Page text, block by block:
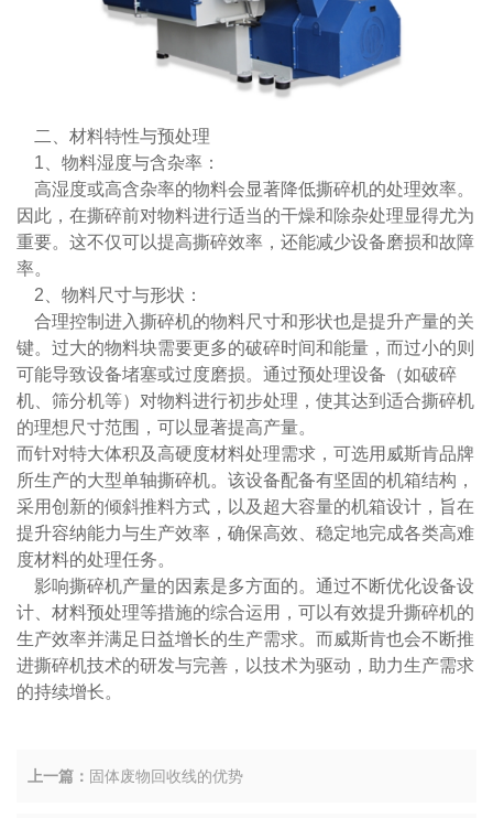
二、材料特性与预处理
1、物料湿度与含杂率：
高湿度或高含杂率的物料会显著降低撕碎机的处理效率。
因此，在撕碎前对物料进行适当的干燥和除杂处理显得尤为
重要。这不仅可以提高撕碎效率，还能减少设备磨损和故障
率。
2、物料尺寸与形状：
合理控制进入撕碎机的物料尺寸和形状也是提升产量的关
键。过大的物料块需要更多的破碎时间和能量，而过小的则
可能导致设备堵塞或过度磨损。通过预处理设备（如破碎
机、筛分机等）对物料进行初步处理，使其达到适合撕碎机
的理想尺寸范围，可以显著提高产量。
而针对特大体积及高硬度材料处理需求，可选用威斯肯品牌
所生产的大型单轴撕碎机。该设备配备有坚固的机箱结构，
采用创新的倾斜推料方式，以及超大容量的机箱设计，旨在
提升容纳能力与生产效率，确保高效、稳定地完成各类高难
度材料的处理任务。
影响撕碎机产量的因素是多方面的。通过不断优化设备设
计、材料预处理等措施的综合运用，可以有效提升撕碎机的
生产效率并满足日益增长的生产需求。而威斯肯也会不断推
进撕碎机技术的研发与完善，以技术为驱动，助力生产需求
的持续增长。
上一篇： 固体废物回收线的优势